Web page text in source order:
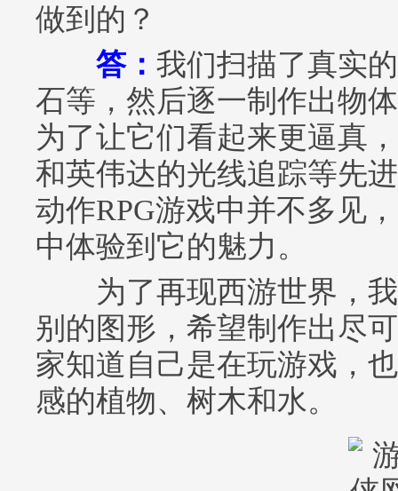
做到的？
答： 我们扫描了真实
石等，然后逐一制作出物
为了让它们看起来更逼真
和英伟达的光线追踪等先
动作RPG游戏中并不多见
中体验到它的魅力。
为了再现西游世界，我
别的图形，希望制作出尽
家知道自己是在玩游戏，
感的植物、树木和水。